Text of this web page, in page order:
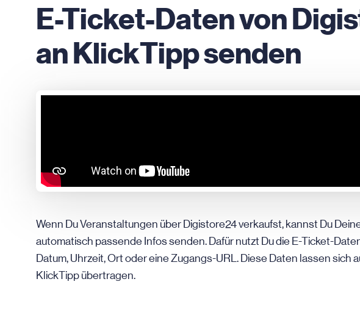
E-Ticket-Daten von
an KlickTipp senden
Wenn Du Veranstaltungen über Digistore24 verkaufst, kannst Du
automatisch passende Infos senden. Dafür nutzt Du die E-Ticket-
Datum, Uhrzeit, Ort oder eine Zugangs-URL. Diese Daten lassen sich
KlickTipp übertragen.